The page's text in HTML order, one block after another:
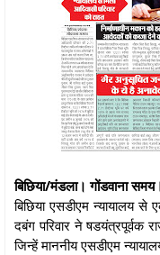
बिछिया/मंडला। गोंडवाना
बिछिया एसडीएम न्यायालय
दबंग परिवार ने षडयंत्रपूर्वक
जिन्हें माननीय एसडीएम